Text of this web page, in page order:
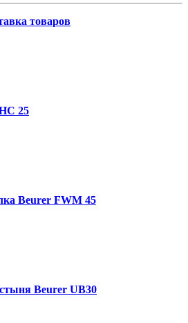
товаров
25
Beurer FWM 45
Beurer UB30